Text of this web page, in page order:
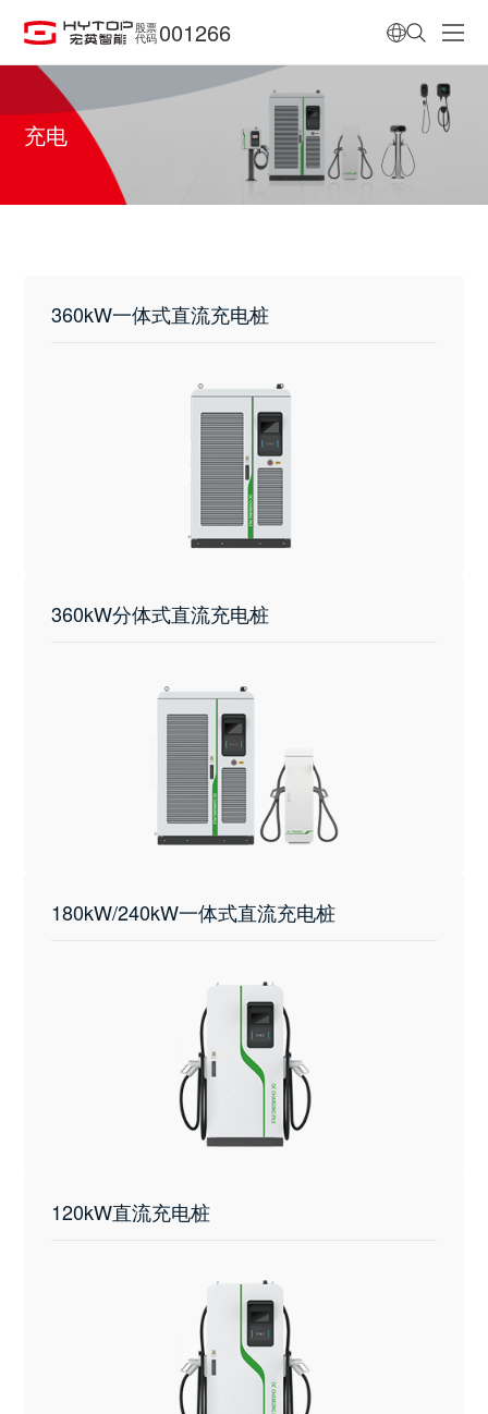
股票
代码 001266
充电
360kW一体式直流充电桩
360kW分体式直流充电桩
180kW/240kW一体式直流充电桩
120kW直流充电桩